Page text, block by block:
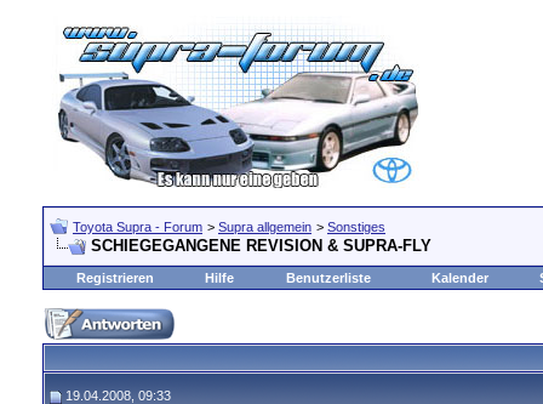
Toyota Supra - Forum > Supra allgemein > Sonstiges
SCHIEGEGANGENE REVISION & SUPRA-FLY
Registrieren Hilfe Benutzerliste Kalender
19.04.2008, 09:33